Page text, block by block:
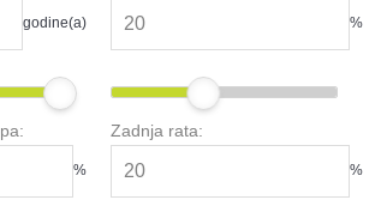
godine(a) %
%
Zadnja rata:
%